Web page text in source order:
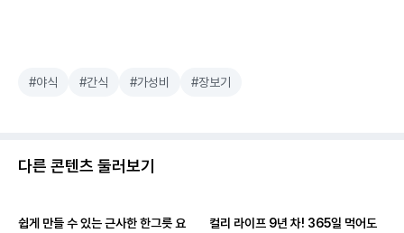
#야식 #간식 #가성비 #장보기
다른 콘텐츠 둘러보기
쉽게 만들 수 있는 근사한 한그릇 요
컬리 라이프 9년 차! 365일 먹어도